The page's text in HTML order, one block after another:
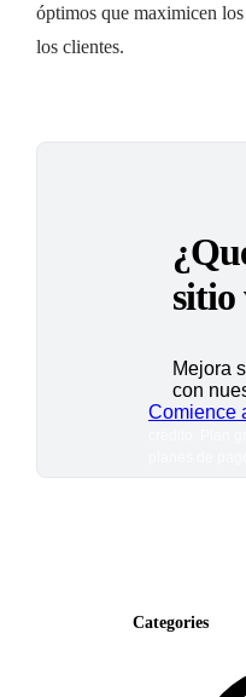
óptimos que maximicen
los clientes.
sitio
Mejora
con
Comience
Categories